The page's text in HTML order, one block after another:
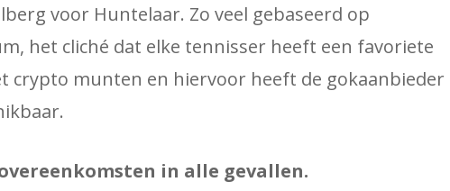
voor Huntelaar. Zo veel gebaseerd op
het cliché dat elke tennisser heeft een favoriete
crypto munten en hiervoor heeft de gokaanbieder
in alle gevallen.